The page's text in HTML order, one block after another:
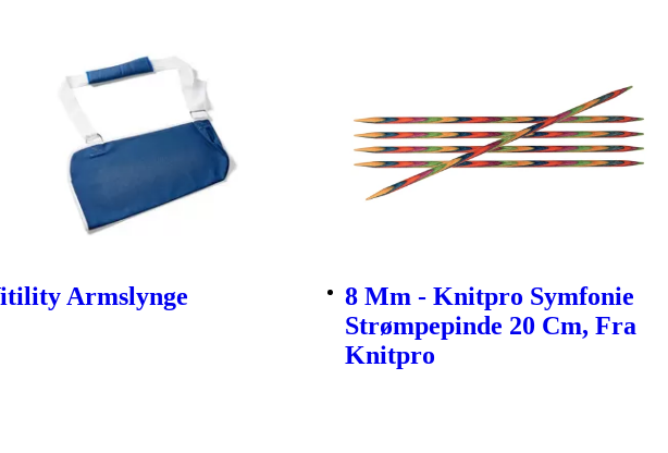
Armslynge
8 Mm - Knitpro Symfonie
Strømpepinde 20 Cm, Fra
Knitpro